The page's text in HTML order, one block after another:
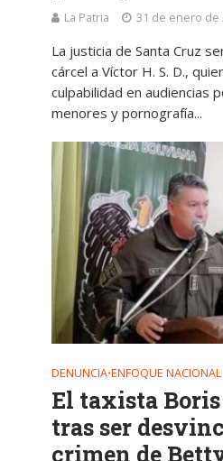
La Patria 31 de enero de
La justicia de Santa Cruz
cárcel a Víctor H. S. D.,
culpabilidad en audiencias
menores y pornografía...
DENUNCIA•ENFOQUE NACIONAL
El taxista
tras ser
crimen de